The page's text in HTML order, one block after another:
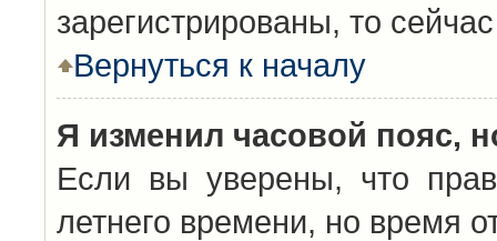
зарегистрированы, то
Вернуться к началу
Я изменил часовой пояс,
Если вы уверены, что
летнего времени, но время